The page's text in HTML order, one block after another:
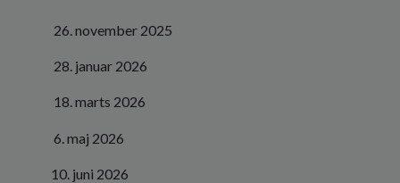
26. november 2025
28. januar 2026
18. marts 2026
6. maj 2026
10. juni 2026